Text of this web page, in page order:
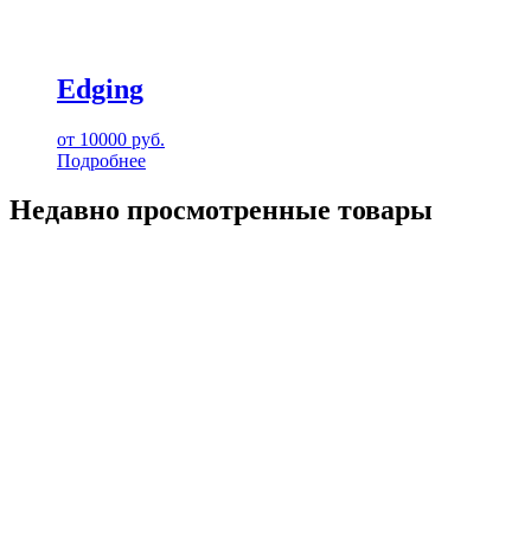
Edging
от 10000 руб.
Подробнее
Недавно просмотренные товары